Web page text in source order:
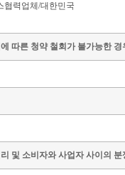
협력업체/대한민국
따른 청약 철회가 불가능한
및 소비자와 사업자 사이의